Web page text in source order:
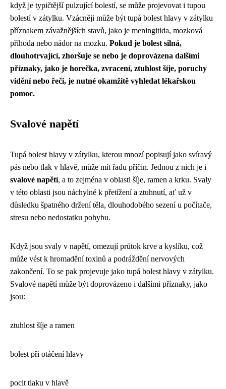
když je typičtější pulzující bolestí, se může projevovat i tupou
bolestí v zátylku. Vzácněji může být tupá bolest hlavy v zátylku
příznakem závažnějších stavů, jako je meningitida, mozková
příhoda nebo nádor na mozku. Pokud je bolest silná,
dlouhotrvající, zhoršuje se nebo je doprovázena dalšími
příznaky, jako je horečka, zvracení, ztuhlost šíje, poruchy
vidění nebo řeči, je nutné okamžitě vyhledat lékařskou
pomoc.
Svalové napětí
Tupá bolest hlavy v zátylku, kterou mnozí popisují jako svíravý
pás nebo tlak v hlavě, může mít řadu příčin. Jednou z nich je i
svalové napětí, a to zejména v oblasti šíje, ramen a krku. Svaly
v této oblasti jsou náchylné k přetížení a ztuhnutí, ať už v
důsledku špatného držení těla, dlouhodobého sezení u počítače,
stresu nebo nedostatku pohybu.
Když jsou svaly v napětí, omezují průtok krve a kyslíku, což
může vést k hromadění toxinů a podráždění nervových
zakončení. To se pak projevuje jako tupá bolest hlavy v zátylku.
Svalové napětí může být doprovázeno i dalšími příznaky, jako
jsou:
ztuhlost šíje a ramen
bolest při otáčení hlavy
pocit tlaku v hlavě